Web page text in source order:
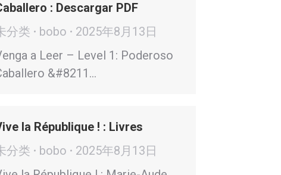
: Descargar PDF
分类
bobo
2025年8月13日
a Leer – Level 1: Poderoso
&#8211…
la République ! : Livres
分类
bobo
2025年8月13日